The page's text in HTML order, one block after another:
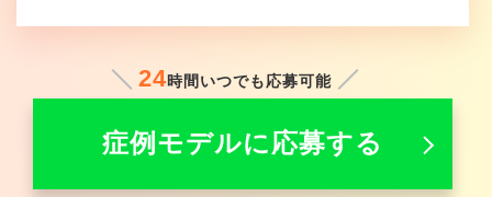
24時間いつでも応募可能
症例モデルに応募する